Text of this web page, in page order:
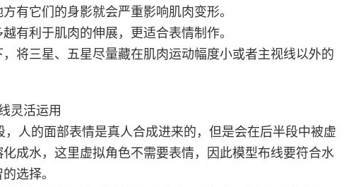
有它们的身影就会严重影响肌肉变形。
有利于肌肉的伸展，更适合表情制作。
将三星、五星尽量藏在肌肉运动幅度小或者主视线以外的
灵活运用
，人的面部表情是真人合成进来的，但是会在后半段中被虚
成水，这里虚拟角色不需要表情，因此模型布线要符合水
选择。